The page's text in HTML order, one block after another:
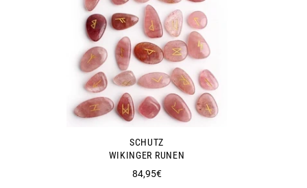
SCHUTZ
WIKINGER RUNEN
Normaler
84,95€